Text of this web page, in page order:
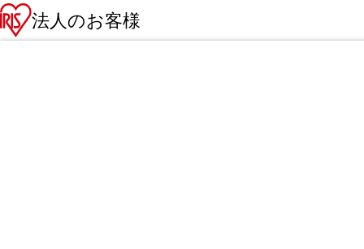
法人のお客様